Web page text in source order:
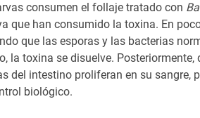
consumen el follaje tratado con
que han consumido la toxina. En
que las esporas y las bacterias
la toxina se disuelve. Posteriormente,
del intestino proliferan en su sangre,
biológico.